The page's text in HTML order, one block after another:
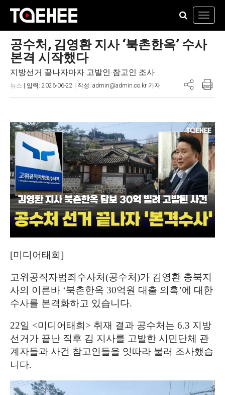
공수처, 김영환 지사 ‘북촌한옥’ 수사
본격 시작했다
지방선거 끝나자마자 고발인·참고인 조사
뉴스 | 입력: 2026-06-22 | 작성: admin@admin.co.kr 기자
[미디어태희 ]
고위공직자범죄수사처(공수처)가 김영환 충북지
사의 이른바 ‘북촌한옥 30억원 대출 의혹’에 대한
수사를 본격화하고 있습니다.
22일 <미디어태희 > 취재 결과 공수처는 6.3 지방
선거가 끝난 직후 김 지사를 고발한 시민단체 관
계자들과 사건 참고인들을 잇따라 불러 조사했습
니다.